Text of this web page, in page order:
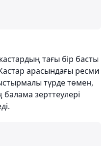
тағы бір басты
арасындағы ресми
түрде төмен,
балама зерттеулері